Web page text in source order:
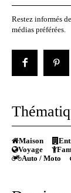
Restez informés
médias préférées.
Maison
Voyage
Auto / Moto